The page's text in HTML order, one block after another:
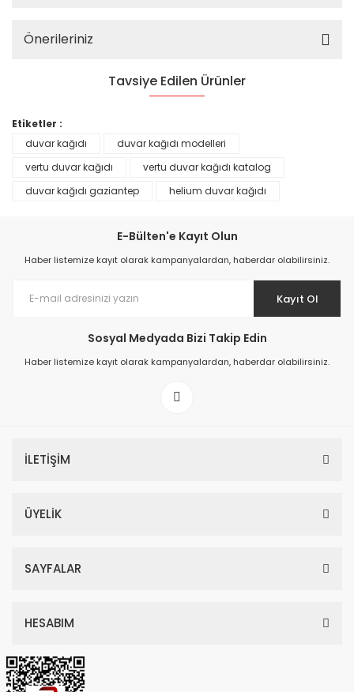
Önerileriniz
Tavsiye Edilen Ürünler
Prime ArtDECO Duvar Kağıdı Tutkalı 500 gr
149,00 TL
Etiketler :
duvar kağıdı
duvar kağıdı modelleri
vertu duvar kağıdı
vertu duvar kağıdı katalog
duvar kağıdı gaziantep
helium duvar kağıdı
E-Bülten'e Kayıt Olun
Haber listemize kayıt olarak kampanyalardan, haberdar olabilirsiniz.
Kayıt Ol
Sosyal Medyada Bizi Takip Edin
Haber listemize kayıt olarak kampanyalardan, haberdar olabilirsiniz.
İLETİŞİM
ÜYELİK
SAYFALAR
HESABIM